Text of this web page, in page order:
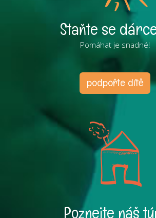
Staňte se
Pomáhat je snadné!
podpořte dítě
Poznejte náš